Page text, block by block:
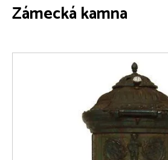
Zámecká kamna